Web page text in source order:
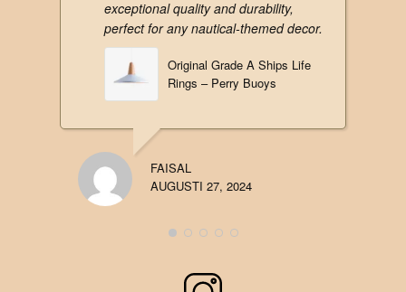
exceptional quality and durability,
perfect for any nautical-themed decor.
Original Grade A Ships Life
Rings – Perry Buoys
FAISAL
AUGUSTI 27, 2024